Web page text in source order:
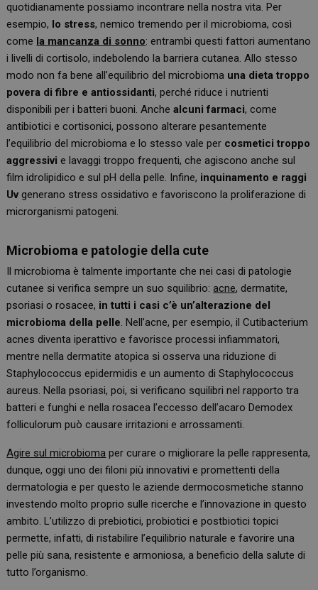
quotidianamente possiamo incontrare nella nostra vita. Per
esempio, lo stress, nemico tremendo per il microbioma, così
come la mancanza di sonno: entrambi questi fattori aumentano
i livelli di cortisolo, indebolendo la barriera cutanea. Allo stesso
modo non fa bene all’equilibrio del microbioma una dieta troppo
povera di fibre e antiossidanti, perché riduce i nutrienti
disponibili per i batteri buoni. Anchealcuni farmaci, come
antibiotici e cortisonici, possono alterare pesantemente
l’equilibrio del microbioma e lo stesso vale per cosmetici troppo
aggressivi e lavaggi troppo frequenti, che agiscono anche sul
film idrolipidico e sul pH della pelle. Infine, inquinamento e raggi
Uv generano stress ossidativo e favoriscono la proliferazione di
microrganismi patogeni.
Microbioma e patologie della cute
Il microbioma è talmente importante che nei casi di patologie
cutanee si verifica sempre un suo squilibrio:acne, dermatite,
psoriasi o rosacee, in tutti i casi c’è un’alterazione del
microbioma della pelle. Nell’acne, per esempio, il Cutibacterium
acnes diventa iperattivo e favorisce processi infiammatori,
mentre nella dermatite atopica si osserva una riduzione di
Staphylococcus epidermidis e un aumento di Staphylococcus
aureus. Nella psoriasi, poi, si verificano squilibri nel rapporto tra
batteri e funghi e nella rosacea l’eccesso dell’acaro Demodex
folliculorum può causare irritazioni e arrossamenti.
Agire sul microbioma per curare o migliorare la pelle rappresenta,
dunque, oggi uno dei filoni più innovativi e promettenti della
dermatologia e per questo le aziende dermocosmetiche stanno
investendo molto proprio sulle ricerche e l’innovazione in questo
ambito. L’utilizzo di prebiotici, probiotici e postbiotici topici
permette, infatti, di ristabilire l’equilibrio naturale e favorire una
pelle più sana, resistente e armoniosa, a beneficio della salute di
tutto l’organismo.